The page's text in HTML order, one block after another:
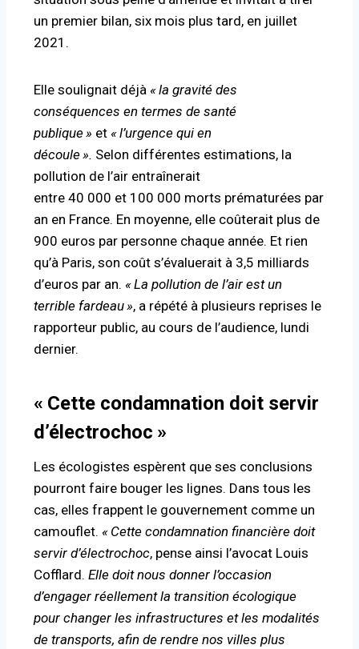
un premier bilan, six mois plus tard, en juillet
2021.
Elle soulignait déjà «la gravité des
conséquences en termes de santé
publique » et «l’urgence qui en
découle ». Selon différentes estimations, la
pollution de l’air entraînerait
entre 40 000 et 100 000 morts prématurées par
an en France. En moyenne, elle coûterait plus de
900 euros par personne chaque année. Et rien
qu’à Paris, son coût s’évaluerait à 3,5 milliards
d’euros par an. «La pollution de l’air est un
terrible fardeau», a répété à plusieurs reprises le
rapporteur public, au cours de l’audience, lundi
dernier.
« Cette condamnation doit servir
d’électrochoc »
Les écologistes espèrent que ses conclusions
pourront faire bouger les lignes. Dans tous les
cas, elles frappent le gouvernement comme un
camouflet. « Cette condamnation financière doit
servir d’électrochoc, pense ainsi l’avocat Louis
Cofflard. Elle doit nous donner l’occasion
d’engager réellement la transition écologique
pour changer les infrastructures et les modalités
de transports, afin de rendre nos villes plus